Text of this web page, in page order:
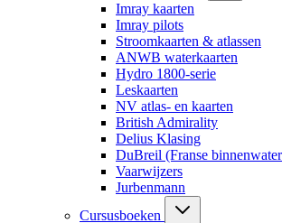
Imray kaarten
Imray pilots
Stroomkaarten & atlassen
ANWB waterkaarten
Hydro 1800-serie
Leskaarten
NV atlas- en kaarten
British Admirality
Delius Klasing
DuBreil (Franse
Vaarwijzers
Jurbenmann
Cursusboeken